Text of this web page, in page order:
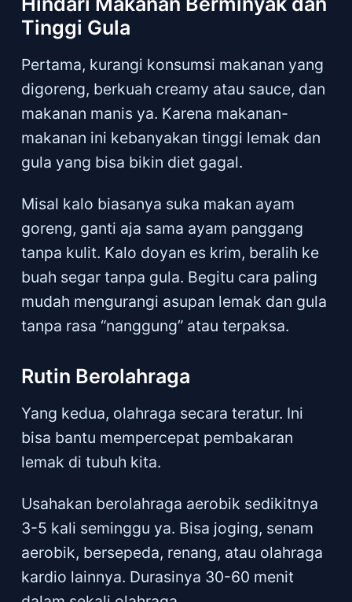
Tinggi Gula
Pertama, kurangi konsumsi makanan yang
digoreng, berkuah creamy atau sauce, dan
makanan manis ya. Karena makanan-
makanan ini kebanyakan tinggi lemak dan
gula yang bisa bikin diet gagal.
Misal kalo biasanya suka makan ayam
goreng, ganti aja sama ayam panggang
tanpa kulit. Kalo doyan es krim, beralih ke
buah segar tanpa gula. Begitu cara paling
mudah mengurangi asupan lemak dan gula
tanpa rasa “nanggung” atau terpaksa.
Rutin Berolahraga
Yang kedua, olahraga secara teratur. Ini
bisa bantu mempercepat pembakaran
lemak di tubuh kita.
Usahakan berolahraga aerobik sedikitnya
3-5 kali seminggu ya. Bisa joging, senam
aerobik, bersepeda, renang, atau olahraga
kardio lainnya. Durasinya 30-60 menit